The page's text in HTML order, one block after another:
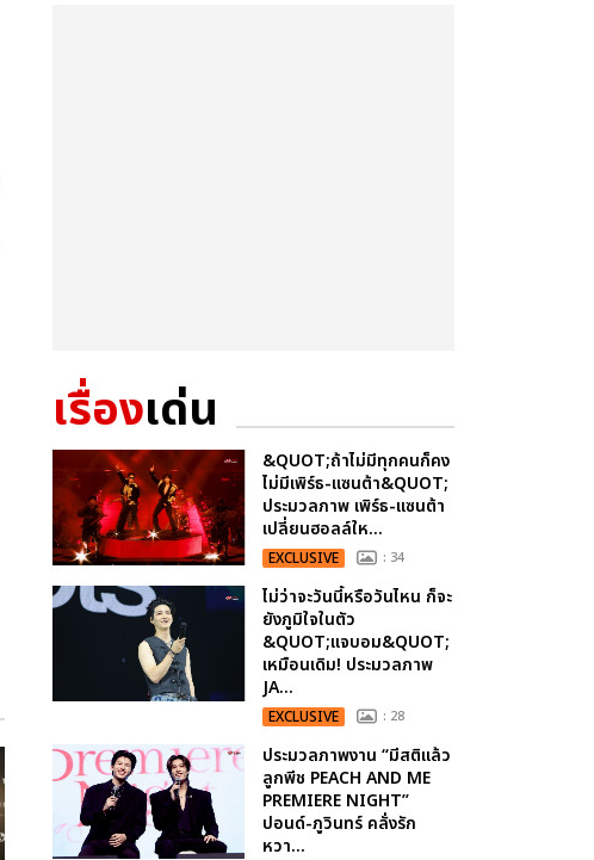
เรื่องเด่น
&QUOT;ถ้าไม่มีทุกคนก็คง
ไม่มีเพิร์ธ-แซนต้า&QUOT;
ประมวลภาพ เพิร์ธ-แซนต้า
เปลี่ยนฮอลล์ให...
EXCLUSIVE : 34
ไม่ว่าจะวันนี้หรือวันไหน ก็จะ
ยังภูมิใจในตัว
&QUOT;แจบอม&QUOT;
เหมือนเดิม! ประมวลภาพ
JA...
EXCLUSIVE : 28
ประมวลภาพงาน “มีสติแล้ว
ลูกพีช PEACH AND ME
PREMIERE NIGHT”
ปอนด์-ภูวินทร์ คลั่งรัก
หวา...